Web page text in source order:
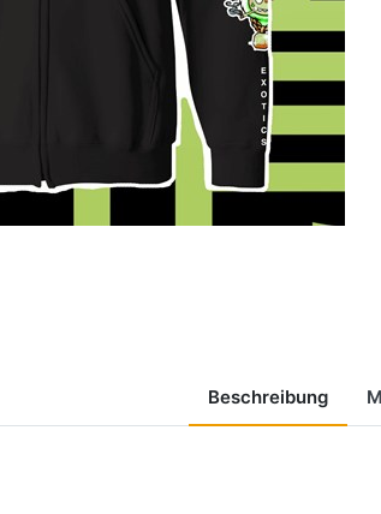
Beschreibung